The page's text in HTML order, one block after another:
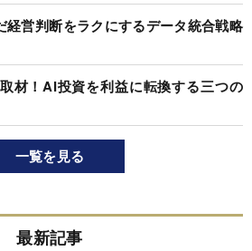
経営判断をラクにするデータ統合戦略
材！AI投資を利益に転換する三つの
一覧を見る
最新記事